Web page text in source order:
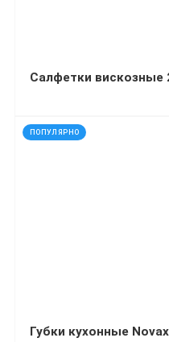
ПОПУЛЯРНО
код: 21808